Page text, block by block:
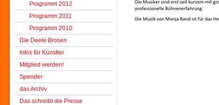
Programm 2012
Programm 2011
Programm 2010
Die Deele Brosen
Infos für Künstler
Mitglied werden!
Spender
das Archiv
Das schreibt die Presse